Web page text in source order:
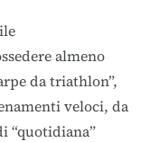
almeno
da triathlon”,
veloci, da
“quotidiana”